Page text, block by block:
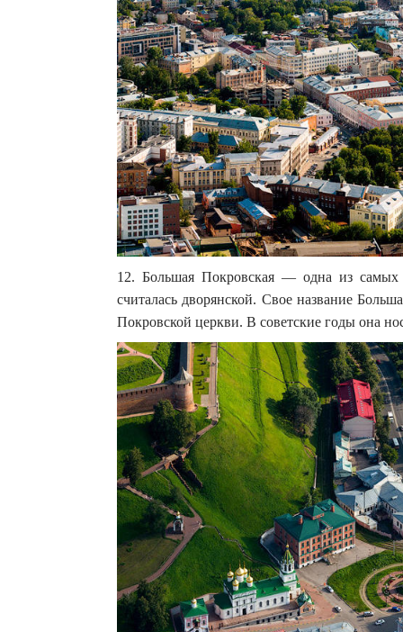
12. Большая Покровская — одна из
считалась дворянской. Свое название
Покровской церкви. В советские годы она